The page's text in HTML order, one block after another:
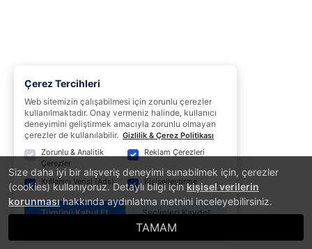
Size daha iyi bir alışveriş deneyimi sunabilmek için, çerezler
(cookies) kullanıyoruz. Detaylı bilgi içinkişisel verilerin
korunmasıhakkında aydınlatma metnini inceleyebilirsiniz.
TAMAM
Çerez Tercihleri
Web sitemizin çalışabilmesi için zorunlu çerezler
kullanılmaktadır. Onay vermeniz halinde, kullanıcı
deneyimini geliştirmek amacıyla zorunlu olmayan
çerezler de kullanılabilir. Gizlilik & Çerez Politikası
Zorunlu & Analitik
Çerezler
Reklam Çerezleri
Kullanıcı Verisi (Ads) Kişiselleştirme
Tümünü Kabul Et Seçimleri Kaydet